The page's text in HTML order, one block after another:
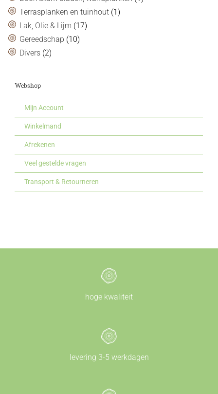
Terrasplanken en tuinhout (1)
Lak, Olie & Lijm (17)
Gereedschap (10)
Divers (2)
Webshop
Mijn Account
Winkelmand
Afrekenen
Veel gestelde vragen
Transport & Retourneren
hoge kwaliteit
levering 3-5 werkdagen